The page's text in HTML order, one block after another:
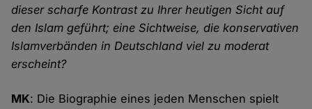
dieser scharfe Kontrast zu Ihrer heutigen Sicht auf
den Islam geführt; eine Sichtweise, die konservativen
Islamverbänden in Deutschland viel zu moderat
erscheint?
MK: Die Biographie eines jeden Menschen spielt